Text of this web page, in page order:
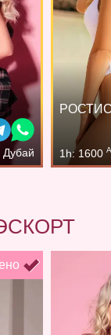
Дубай 1h: 1600